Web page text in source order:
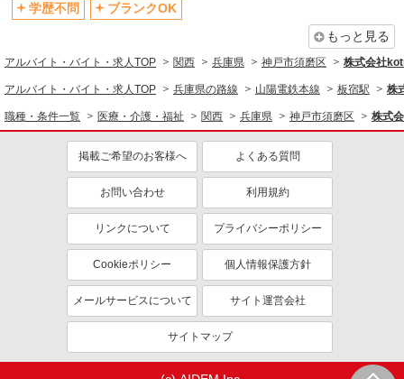
同じ職種から求人を探す
同じ特徴から求人を探す
未経験歓迎
ミドル（40代～）活躍中
社会保険あり
産休・育休取得実績あり
学歴不問
ブランクOK
もっと見る
アルバイト・バイト・求人TOP 関西 兵庫県 神戸市須磨区 株式会社
アルバイト・バイト・求人TOP 兵庫県の路線 山陽電鉄本線 板宿駅 株
職種・条件一覧 医療・介護・福祉 関西 兵庫県 神戸市須磨区 株式
掲載ご希望のお客様へ よくある質問
お問い合わせ 利用規約
リンクについて プライバシーポリシー
Cookieポリシー 個人情報保護方針
メールサービスについて サイト運営会社
サイトマップ